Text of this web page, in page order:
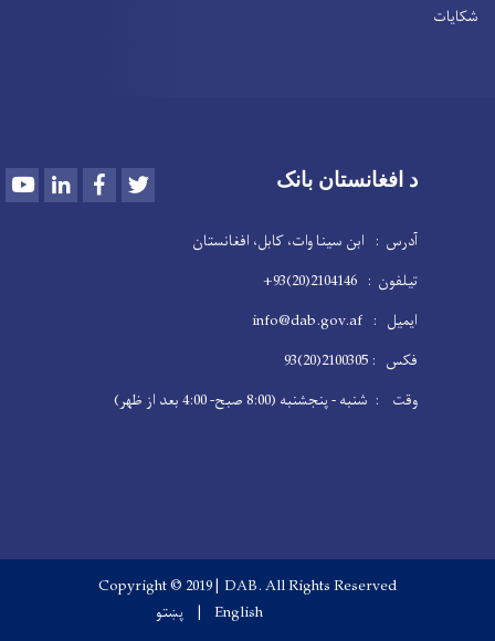
شکایات
د افغانستان بانک YoutubeLinkedInFacebook
آدرس : ابن سینا وات، کابل، افغانستان
تیلفون : 2104146(20)93+
ایمیل : info@dab.gov.af
فکس : 2100305(20)93
وقت : شنبه - پنجشنبه (8:00 صبح- 4:00 بعد از ظهر)
Copyright © 2019 | DAB. All Rights Reserved
English
پښتو